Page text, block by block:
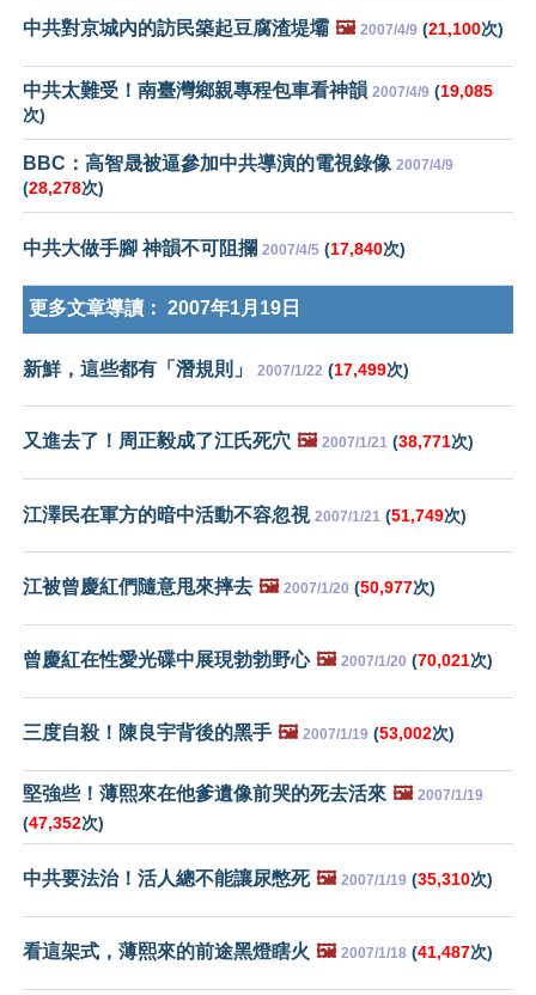
中共對京城內的訪民築起豆腐渣堤壩 🖼️ 2007/4/9 (21,100次)
中共太難受！南臺灣鄉親專程包車看神韻 2007/4/9 (19,085
次)
BBC：高智晟被逼參加中共導演的電視錄像 2007/4/9
(28,278次)
中共大做手腳 神韻不可阻攔 2007/4/5 (17,840次)
更多文章導讀： 2007年1月19日
新鮮，這些都有「潛規則」 2007/1/22 (17,499次)
又進去了！周正毅成了江氏死穴 🖼️ 2007/1/21 (38,771次)
江澤民在軍方的暗中活動不容忽視 2007/1/21 (51,749次)
江被曾慶紅們隨意甩來摔去 🖼️ 2007/1/20 (50,977次)
曾慶紅在性愛光碟中展現勃勃野心 🖼️ 2007/1/20 (70,021次)
三度自殺！陳良宇背後的黑手 🖼️ 2007/1/19 (53,002次)
堅強些！薄熙來在他爹遺像前哭的死去活來 🖼️ 2007/1/19
(47,352次)
中共要法治！活人總不能讓尿憋死 🖼️ 2007/1/19 (35,310次)
看這架式，薄熙來的前途黑燈瞎火 🖼️ 2007/1/18 (41,487次)